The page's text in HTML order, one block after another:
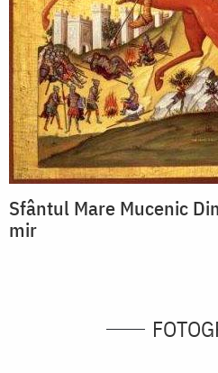
Sfântul Mare Mucenic
mir